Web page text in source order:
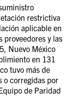
restrictiva
aplicable en
proveedores y las
Nuevo México
en 131
tuvo más de
o corregidas por
de Paridad